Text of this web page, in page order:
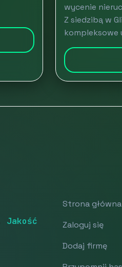
wycenie
Z siedzibą w
kompleksowe
Jakość
Strona główna
Zaloguj się
Dodaj firmę